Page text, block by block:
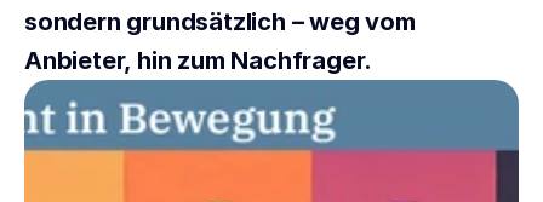
sondern grundsätzlich – weg vom
Anbieter, hin zum Nachfrager.